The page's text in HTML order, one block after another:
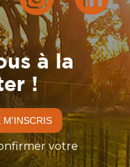
à la
!
votre